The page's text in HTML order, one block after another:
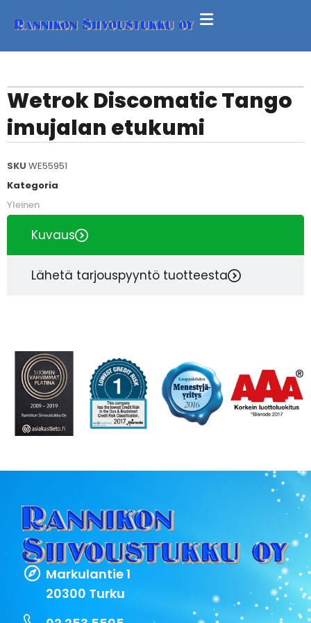
Wetrok Discomatic Tango
imujalan etukumi
SKU WE55951
Kategoria
Yleinen
Kuvaus
Lähetä tarjouspyyntö tuotteesta
Markulantie 1
20300 Turku